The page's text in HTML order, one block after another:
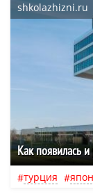
shkolazhizni.ru
Как появилась
турция